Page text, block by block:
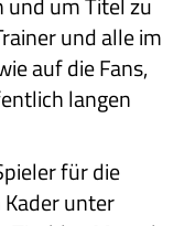
und alle im
auf die Fans,
langen
für die
unter